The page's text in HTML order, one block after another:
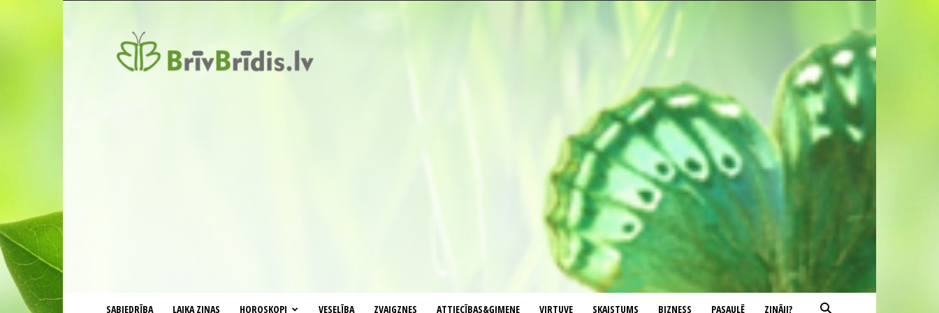
SABIEDRĪBA LAIKA ZIŅAS HOROSKOPI VESELĪBA ZVAIGZNES ATTIECĪBAS&ĢIMENE VIRTUVE SKAISTUMS BIZNESS PASAULĒ ZINĀJI?